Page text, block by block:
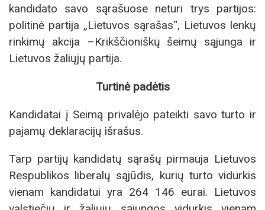
kandidato savo sąrašuose neturi trys partijos:
politinė partija „Lietuvos sąrašas“, Lietuvos lenkų
rinkimų akcija –Krikščioniškų šeimų sąjunga ir
Lietuvos žaliųjų partija.
Turtinė padėtis
Kandidatai į Seimą privalėjo pateikti savo turto ir
pajamų deklaracijų išrašus.
Tarp partijų kandidatų sąrašų pirmauja Lietuvos
Respublikos liberalų sąjūdis, kurių turto vidurkis
vienam kandidatui yra 264 146 eurai. Lietuvos